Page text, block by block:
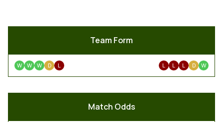
Team Form
W W W D L L L L D W
Match Odds